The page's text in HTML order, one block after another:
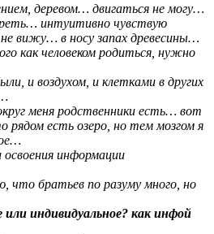
деревом… двигаться не могу…
интуитивно чувствую
вижу… в носу запах древесины…
как человеком родиться, нужно
и воздухом, и клетками в других
меня родственники есть… вот
рядом есть озеро, но тем мозгом я
информации
что братьев по разуму много, но
или индивидуальное? как инфой